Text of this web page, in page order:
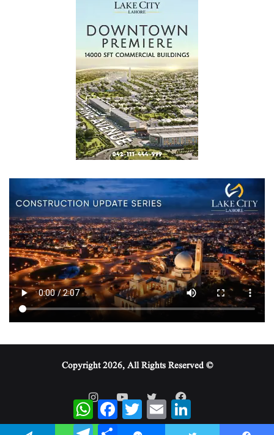
© Copyright 2026, All Rights Reserved
WhatsAppFacebookTwitterEmail
LinkedIn
TelegramShare